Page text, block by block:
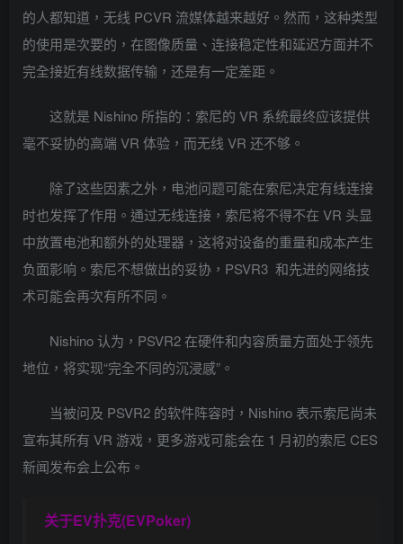
的人都知道，无线 PCVR 流媒体越来越好。然而，这种类型
的使用是次要的，在图像质量、连接稳定性和延迟方面并不
完全接近有线数据传输，还是有一定差距。
这就是 Nishino 所指的：索尼的 VR 系统最终应该提供
毫不妥协的高端 VR 体验，而无线 VR 还不够。
除了这些因素之外，电池问题可能在索尼决定有线连接
时也发挥了作用。通过无线连接，索尼将不得不在 VR 头显
中放置电池和额外的处理器，这将对设备的重量和成本产生
负面影响。索尼不想做出的妥协，PSVR3 和先进的网络技
术可能会再次有所不同。
Nishino 认为，PSVR2 在硬件和内容质量方面处于领先
地位，将实现“完全不同的沉浸感”。
当被问及 PSVR2 的软件阵容时，Nishino 表示索尼尚未
宣布其所有 VR 游戏，更多游戏可能会在 1 月初的索尼 CES
新闻发布会上公布。
关于EV扑克(EVPoker)